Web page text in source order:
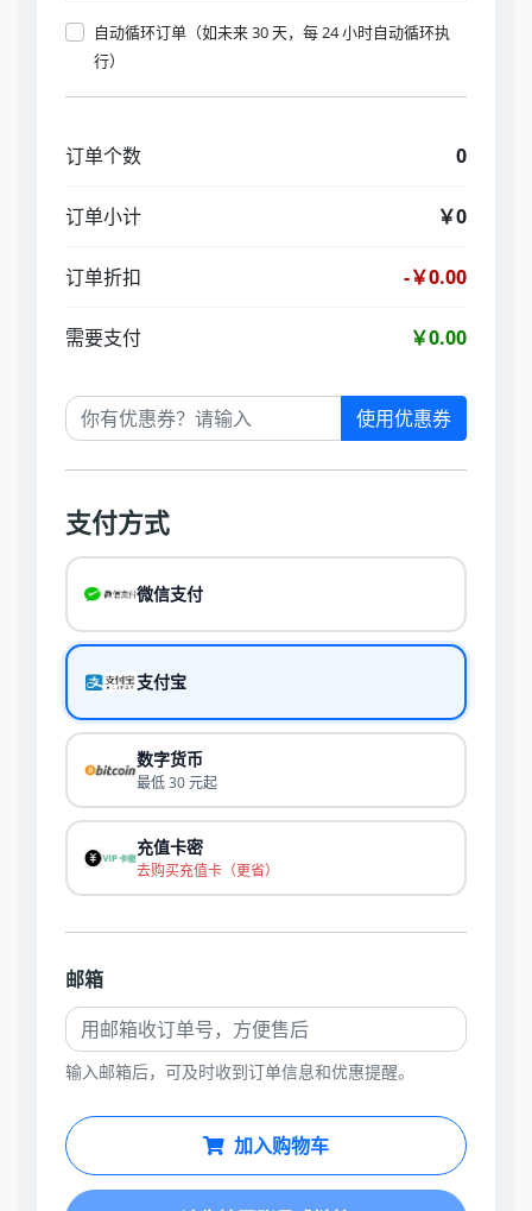
自动循环订单（如未来 30 天，每 24 小时自动循环执
行）
订单个数 0
订单小计 ￥0
订单折扣 -￥0.00
需要支付 ￥0.00
使用优惠券
支付方式
微信支付
支付宝
数字货币
最低 30 元起
充值卡密
去购买充值卡（更省）
邮箱
输入邮箱后，可及时收到订单信息和优惠提醒。
加入购物车